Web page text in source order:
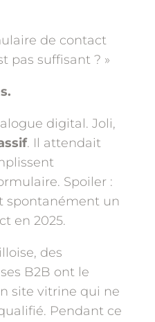
de contact
pas suffisant ? »
digital. Joli,
. Il attendait
Spoiler :
spontanément un
en 2025.
des
B2B ont le
site vitrine qui ne
Pendant ce